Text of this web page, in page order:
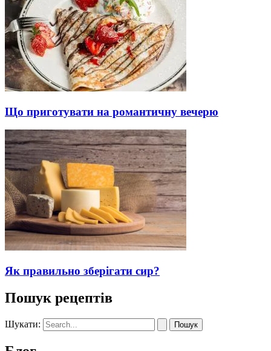
Що приготувати на романтичну вечерю
Як правильно зберігати сир?
Пошук рецептів
Шукати: